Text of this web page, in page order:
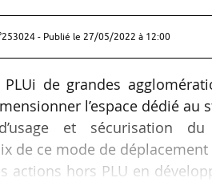
- Publié le 27/05/2022 à 12:00
de grandes
l’espace dédié au
et sécurisation
de ce mode de déplacement
actions hors PLU en